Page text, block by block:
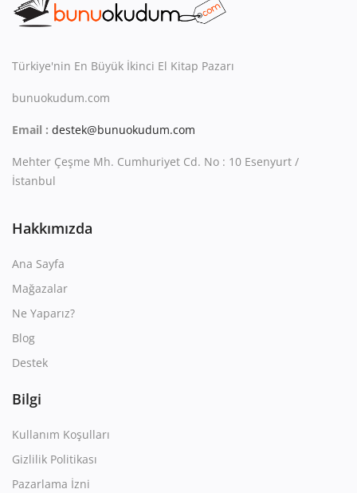
Türkiye'nin En Büyük İkinci El Kitap Pazarı
bunuokudum.com
Email : destek@bunuokudum.com
Mehter Çeşme Mh. Cumhuriyet Cd. No : 10 Esenyurt /
İstanbul
Hakkımızda
Ana Sayfa
Mağazalar
Ne Yaparız?
Blog
Destek
Bilgi
Kullanım Koşulları
Gizlilik Politikası
Pazarlama İzni